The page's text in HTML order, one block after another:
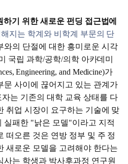
기 위한 새로운 펀딩 접근법에
지는 학계와 비학계 부문의 단
와의 단절에 대한 흥미로운 시각
국립 과학/공학/의학 아카데미
Engineering, and Medicine)가
문 사이에 끊어지고 있는 관계가
는 기존의 대학 교육 상태를 다
취업 시장이 요구하는 기술에 맞
실패한 "낡은 모델"이라고 지적
떠오른 것은 연방 정부 및 주 정
새로운 모델을 고려해야 한다는
사는 학생과 박사후과정 연구원